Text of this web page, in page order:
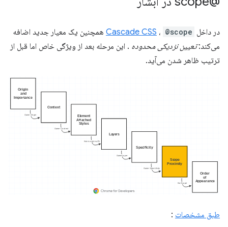
در داخل Cascade CSS ، @scope
همچنین یک معیار جدید اضافه
می‌کند:تعیین نزدیکی محدوده . این مرحله بعد از ویژگی خاص اما قبل از
ترتیب ظاهر شدن می‌آید.
طبق مشخصات :